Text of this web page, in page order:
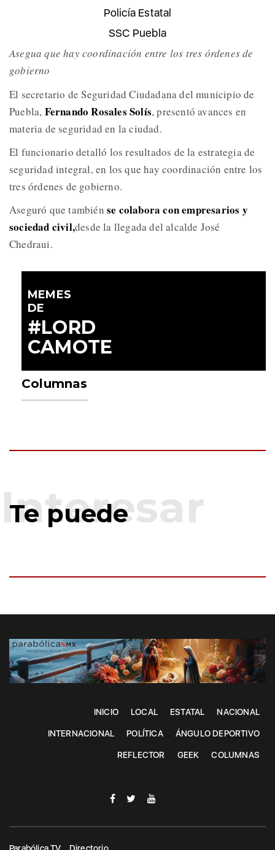
Policía Estatal
SSC Puebla
Asegua que hay coordinación entre los tres órdenes de
gobierno
El secretario de Seguridad Ciudadana del municipio de
Puebla, Fernando Rosales Solís, presentó avances en
materia de seguridad en la ciudad.
El funcionario detalló los resultados de la estrategia de
seguridad integral, en los que hay coordinación entre los
tres órdenes de gobierno.
Aseguró que también se colabora con empresarios y
sociedad civil,desde la llegada del alcalde José
Chedraui.
MEMES
DE
#LORD
CAMOTE
Columnas
Te puede
INICIO LOCAL ESTATAL NACIONAL
INTERNACIONAL POLÍTICA ÁNGULO DEPORTIVO
REFLECTOR GEEK COLUMNAS
Parabólica TV Directorio